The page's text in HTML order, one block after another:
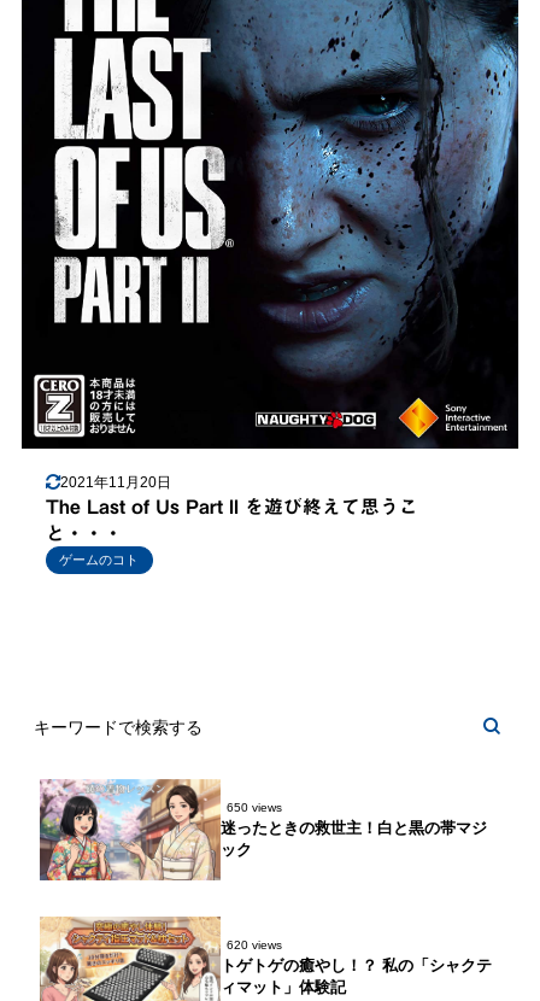
2021年11月20日
The Last of Us Part II を遊び終えて思うこ
と・・・
ゲームのコト
650 views
迷ったときの救世主！白と黒の帯マジ
ック
620 views
トゲトゲの癒やし！？ 私の「シャクテ
ィマット」体験記